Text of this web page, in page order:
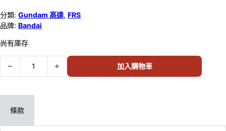
分類: Gundam 高達, FRS
品牌: Bandai
尚有庫存
BANDAI模型 FRS GQUUUUUUX 天手讓葉 (瑪秋) 68567 數量
加入購物車
條款